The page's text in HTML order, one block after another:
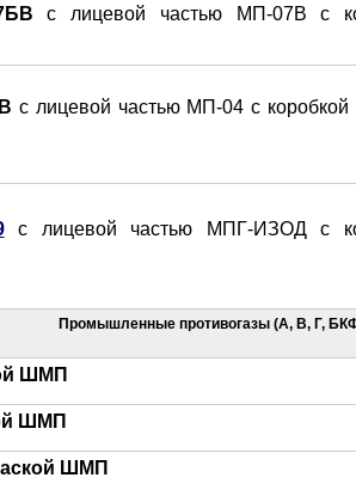
с лицевой частью МП-07В с
с лицевой частью МП-04 с
с лицевой частью МПГ-ИЗОД с
Промышленные противогазы (А, В, Г,
ШМП
ШМП
ШМП